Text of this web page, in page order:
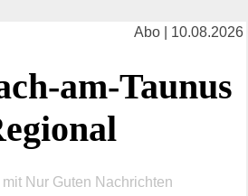
Abo | 10.08.2026
am-Taunus
Nur Guten Nachrichten